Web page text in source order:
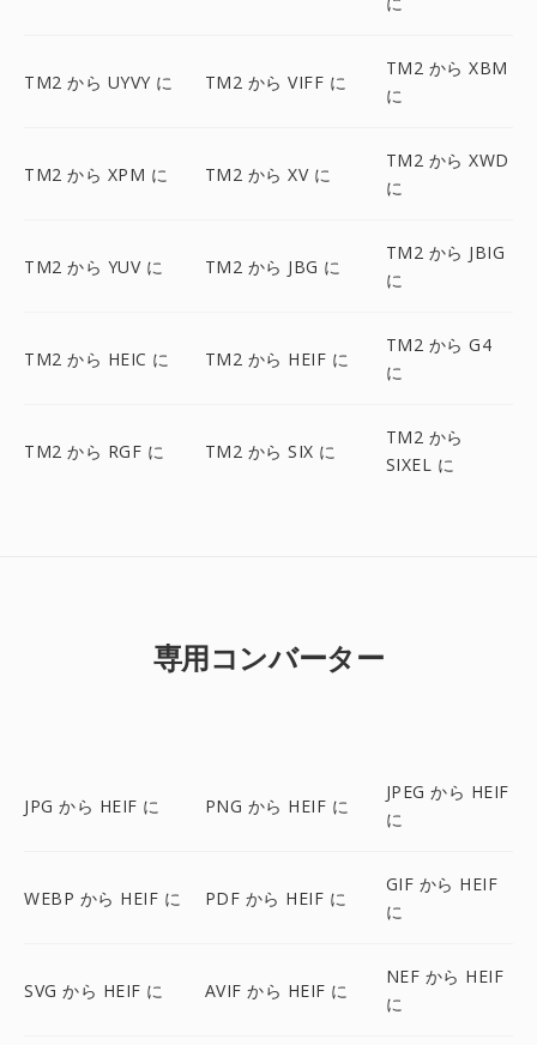
TM2 から UYVY に TM2 から VIFF に
TM2 から XBM
に
TM2 から XPM に TM2 から XV に
TM2 から XWD
に
TM2 から YUV に TM2 から JBG に
TM2 から JBIG
に
TM2 から HEIC に TM2 から HEIF に
TM2 から G4
に
TM2 から RGF に TM2 から SIX に
TM2 から
SIXEL に
専用コンバーター
JPG から HEIF に PNG から HEIF に
JPEG から HEIF
に
WEBP から HEIF に PDF から HEIF に
GIF から HEIF
に
SVG から HEIF に AVIF から HEIF に
NEF から HEIF
に